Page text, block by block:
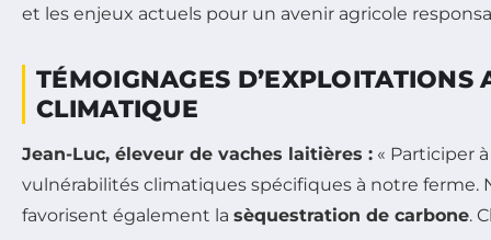
TÉMOIGNAGES
CLIMATIQUE
Jean-Luc, éleveur de vaches laitières : « Participer
vulnérabilités climatiques spécifiques à notre ferme.
favorisent également la sèquestration de carbone.